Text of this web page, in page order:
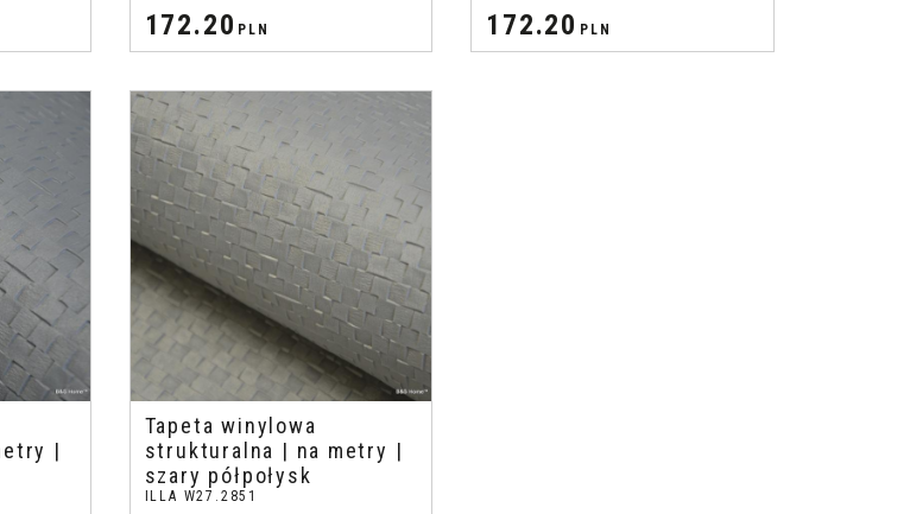
172.20 PLN 172.20 PLN
|
Tapeta winylowa
strukturalna | na metry |
szary półpołysk
ILLA W27.2851